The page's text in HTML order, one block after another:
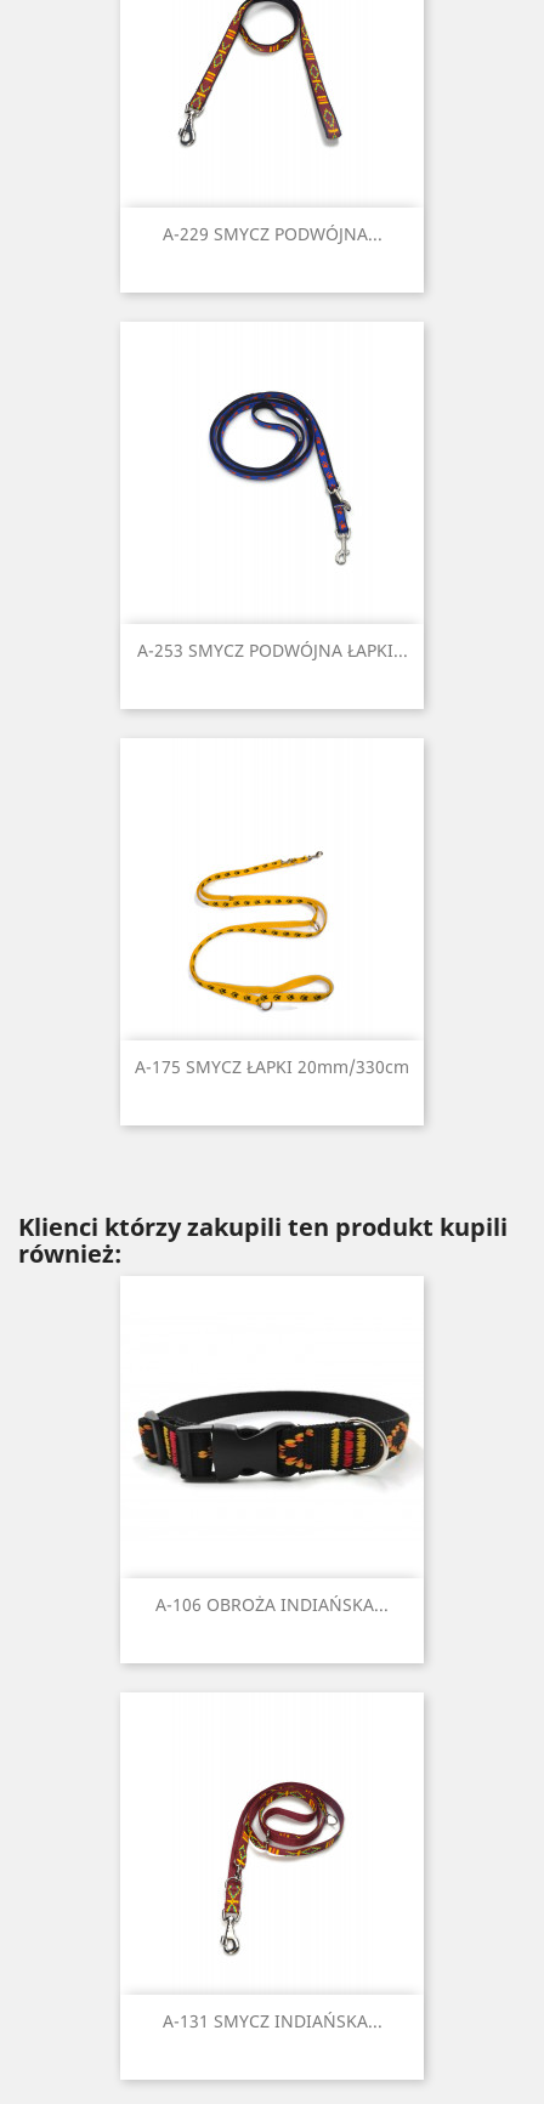
A-229 SMYCZ PODWÓJNA...
A-253 SMYCZ PODWÓJNA ŁAPKI...
A-175 SMYCZ ŁAPKI 20mm/330cm
Klienci którzy zakupili ten produkt kupili
również:
A-106 OBROŻA INDIAŃSKA...
A-131 SMYCZ INDIAŃSKA...